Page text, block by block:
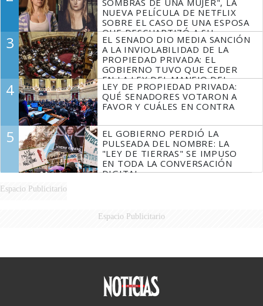
NUEVA PELÍCULA DE NETFLIX
SOBRE EL CASO DE UNA ESPOSA
QUE DESCUARTIZÓ A SU
MARIDO
3
EL SENADO DIO MEDIA SANCIÓN
A LA INVIOLABILIDAD DE LA
PROPIEDAD PRIVADA: EL
GOBIERNO TUVO QUE CEDER
EN LA LEY DEL MANEJO DEL
FUEGO
4
LEY DE PROPIEDAD PRIVADA:
QUÉ SENADORES VOTARON A
FAVOR Y CUÁLES EN CONTRA
5
EL GOBIERNO PERDIÓ LA
PULSEADA DEL NOMBRE: LA
"LEY DE TIERRAS" SE IMPUSO
EN TODA LA CONVERSACIÓN
DIGITAL
Espacio Publicitario
Espacio Publicitario